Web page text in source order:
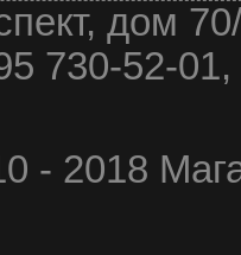
дом
730-52-
- 2018